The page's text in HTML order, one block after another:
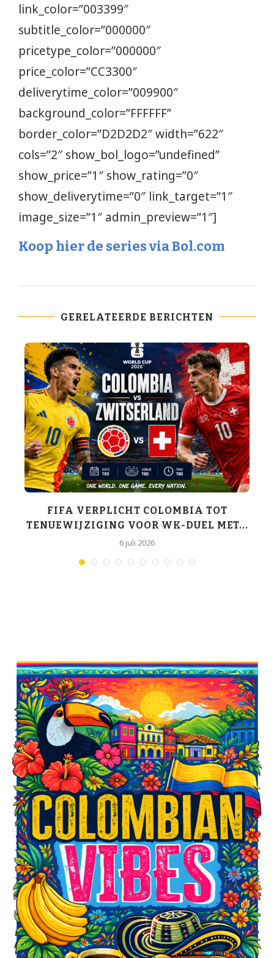
link_color=”003399″
subtitle_color=”000000″
pricetype_color=”000000″
price_color=”CC3300″
deliverytime_color=”009900″
background_color=”FFFFFF”
border_color=”D2D2D2″ width=”622″
cols=”2″ show_bol_logo=”undefined”
show_price=”1″ show_rating=”0″
show_deliverytime=”0″ link_target=”1″
image_size=”1″ admin_preview=”1″]
Koop hier de series via Bol.com
GERELATEERDE BERICHTEN
FIFA VERPLICHT COLOMBIA TOT
TENUEWIJZIGING VOOR WK-DUEL MET...
6 juli 2026